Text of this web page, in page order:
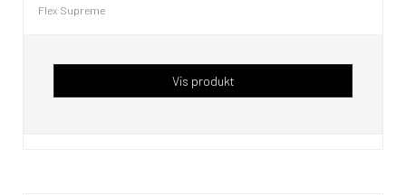
Flex Supreme
Vis produkt